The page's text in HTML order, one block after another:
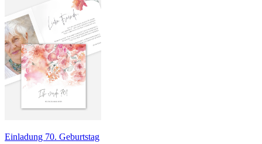
Einladung 70. Geburtstag